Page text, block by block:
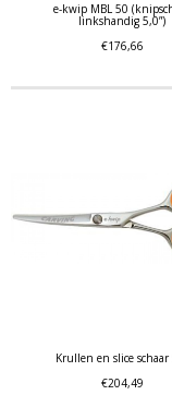
e-kwip MBL 50
linkshandig 5,0”)
€176,66
Krullen en slice schaar
€204,49